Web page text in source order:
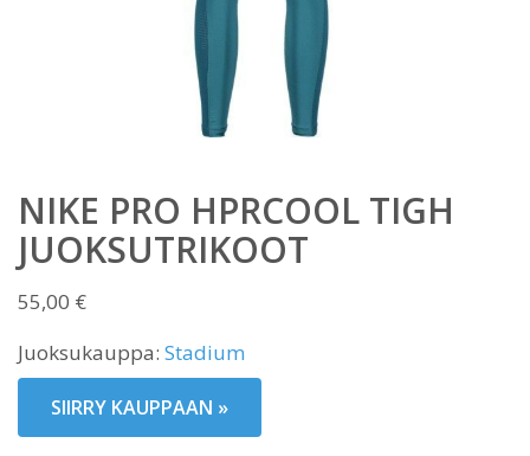
NIKE PRO HPRCOOL TIGH
JUOKSUTRIKOOT
55,00 €
Juoksukauppa: Stadium
SIIRRY KAUPPAAN »